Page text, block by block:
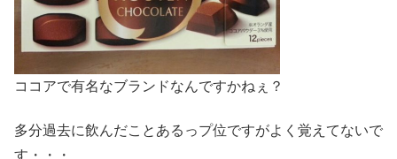
ココアで有名なブランドなんですかねぇ？
多分過去に飲んだことあるっプ位ですがよく覚えてないで
す・・・